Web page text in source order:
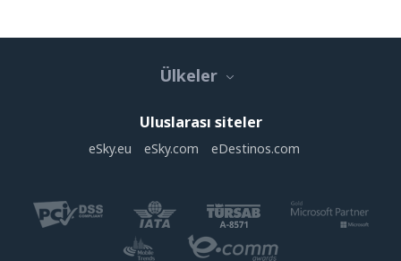
Ülkeler
Uluslarası siteler
eSky.eu eSky.com eDestinos.com